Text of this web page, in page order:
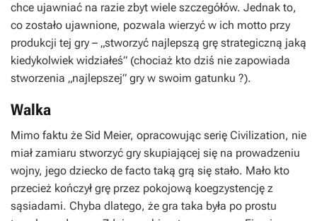
chce ujawniać na razie zbyt wiele szczegółów. Jednak to,
co zostało ujawnione, pozwala wierzyć w ich motto przy
produkcji tej gry – „stworzyć najlepszą grę strategiczną jaką
kiedykolwiek widziałeś” (chociaż kto dziś nie zapowiada
stworzenia „najlepszej” gry w swoim gatunku ?).
Walka
Mimo faktu że Sid Meier, opracowując serię Civilization, nie
miał zamiaru stworzyć gry skupiającej się na prowadzeniu
wojny, jego dziecko de facto taką grą się stało. Mało kto
przecież kończył grę przez pokojową koegzystencję z
sąsiadami. Chyba dlatego, że gra taka była po prostu